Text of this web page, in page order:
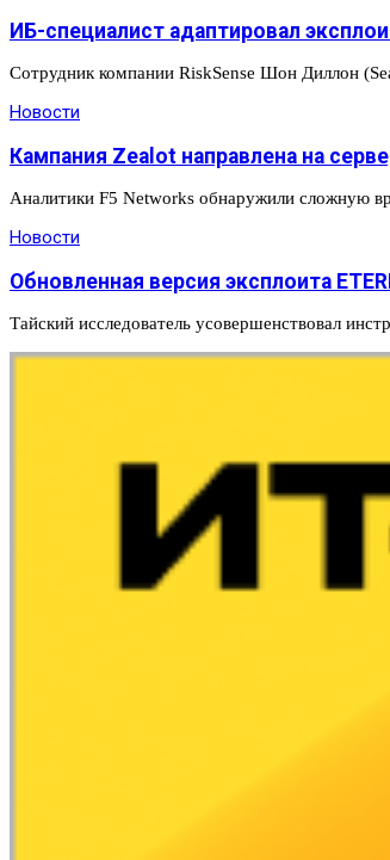
ИБ-специалист адаптировал
Сотрудник компании RiskSense Шон Диллон
Новости
Кампания Zealot направлена на
Аналитики F5 Networks обнаружили сложную
Новости
Обновленная версия эксплоита
Тайский исследователь усовершенствовал